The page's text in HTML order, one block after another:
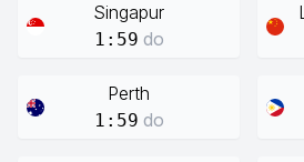
Singapur
1:59 do
Perth
1:59 do